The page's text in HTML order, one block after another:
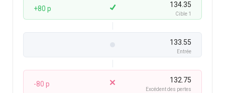
+80 p 134.35
Cible 1
133.55
Entrée
-80 p 132.75
Excédent des pertes